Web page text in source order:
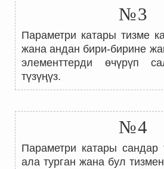
№3
Параметри катары тизме
жана андан бири-бирине
элементтерди өчүрүп
түзүңүз.
№4
Параметри катары сандар
ала турган жана бул